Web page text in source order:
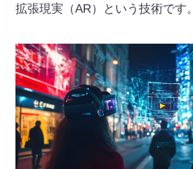
拡張現実（AR）という技術です。